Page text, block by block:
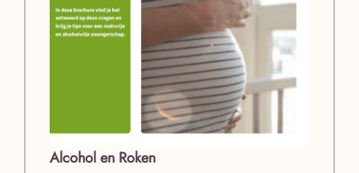
Alcohol en Roken